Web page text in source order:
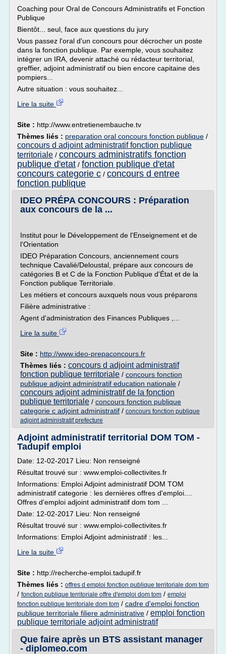
Coaching pour Oral de Concours Administratifs et Fonction
Publique
Bientôt... seul, face aux questions du jury
Vous passez l'oral d'un concours pour décrocher un poste
dans la fonction publique. Par exemple, vous souhaitez
intégrer un IRA, devenir attaché ou rédacteur territorial,
greffier, adjoint administratif ou bien encore capitaine des
pompiers...
Autre situation : vous souhaitez...
Lire la suite
Site : http://www.entretienembauche.tv
Thèmes liés : preparation oral concours fonction publique /
concours d adjoint administratif fonction publique
territoriale / concours administratifs fonction
publique d'etat / fonction publique d'etat
concours categorie c / concours d entree
fonction publique
IDEO PRÉPA CONCOURS : Préparation
aux concours de la ...
Institut pour le Développement de l'Enseignement et de
l'Orientation
IDEO Préparation Concours, anciennement cours
technique Cavalié/Deloustal, prépare aux concours de
catégories B et C de la Fonction Publique d'État et de la
Fonction publique Territoriale.
Les métiers et concours auxquels nous vous préparons
Filière administrative :
Agent d'administration des Finances Publiques ,...
Lire la suite
Site : http://www.ideo-prepaconcours.fr
Thèmes liés : concours d adjoint administratif
fonction publique territoriale / concours fonction
publique adjoint administratif education nationale /
concours adjoint administratif de la fonction
publique territoriale / concours fonction publique
categorie c adjoint administratif / concours fonction publique
adjoint administratif prefecture
Adjoint administratif territorial DOM TOM -
Tadupif emploi
Date: 12-02-2017 Lieu: Non renseigné
Résultat trouvé sur : www.emploi-collectivites.fr
Informations: Emploi Adjoint administratif DOM TOM
administratif categorie : les dernières offres d'emploi....
Offres d'emploi adjoint administratif dom tom ...
Date: 12-02-2017 Lieu: Non renseigné
Résultat trouvé sur : www.emploi-collectivites.fr
Informations: Emploi Adjoint administratif : les...
Lire la suite
Site : http://recherche-emploi.tadupif.fr
Thèmes liés : offres d emploi fonction publique territoriale dom tom
/ fonction publique territoriale offre d'emploi dom tom / emploi
fonction publique territoriale dom tom / cadre d'emploi fonction
publique territoriale filiere administrative / emploi fonction
publique territoriale adjoint administratif
Que faire après un BTS assistant manager
- diplomeo.com